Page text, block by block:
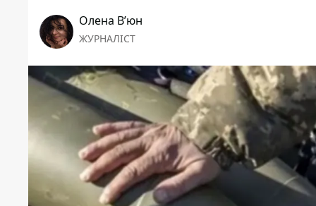
Олена Вʼюн
ЖУРНАЛІСТ